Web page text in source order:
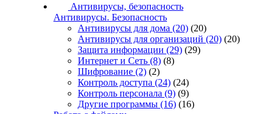
Антивирусы, безопасность
Антивирусы. Безопасность
Антивирусы для дома (20) (20)
Антивирусы для организаций (20) (20)
Защита информации (29) (29)
Интернет и Сеть (8) (8)
Шифрование (2) (2)
Контроль доступа (24) (24)
Контроль персонала (9) (9)
Другие программы (16) (16)